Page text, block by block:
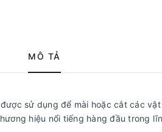
MÔ TẢ
sử dụng để mài hoặc cắt các
hiệu nổi tiếng hàng đầu trong